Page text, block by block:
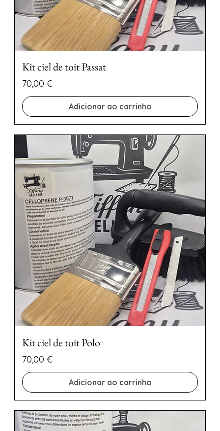
Kit ciel de toit Passat
Preço
70,00 €
Adicionar ao carrinho
Kit ciel de toit Polo
Preço
70,00 €
Adicionar ao carrinho